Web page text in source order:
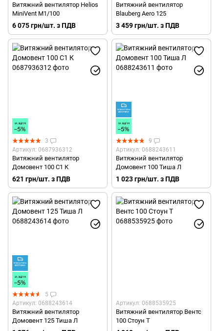
Витяжний вентилятор Helios
MiniVent M1/100
6 075 грн/шт. з ПДВ
Витяжний вентилятор
Blauberg Aero 125
3 459 грн/шт. з ПДВ
3
Артикул: 0687936312
Витяжний вентилятор
Домовент 100 С1 К
621 грн/шт. з ПДВ
9
Артикул: 0688243611
Витяжний вентилятор
Домовент 100 Тиша Л
1 023 грн/шт. з ПДВ
5
Артикул: 0688243614
Витяжний вентилятор
Домовент 125 Тиша Л
Артикул: 0688535925
Витяжний вентилятор Вентс
100 Стоун Т